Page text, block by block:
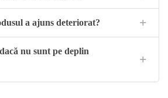
a ajuns deteriorat?
nu sunt pe deplin